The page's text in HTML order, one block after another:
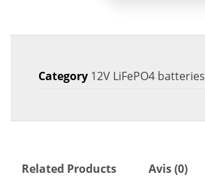
Category 12V LiFePO4 batteries
Related Products Avis (0)